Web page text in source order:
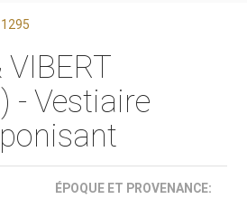
VIBERT
- Vestiaire
ÉPOQUE ET PROVENANCE: